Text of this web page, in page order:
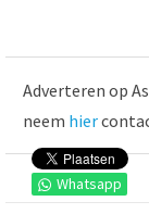
Whatsapp
Adverteren op
neem hier